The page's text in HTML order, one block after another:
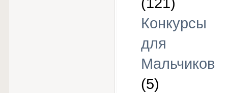
(121)
Конкурсы
для
Мальчиков
(5)